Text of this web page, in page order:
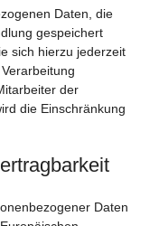
Daten, die
gespeichert
sich hierzu jederzeit
der
die Einschränkung
Daten